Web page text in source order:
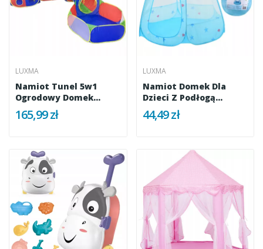
LUXMA
Namiot Tunel 5w1
Ogrodowy Domek
Basen Na Piłki...
165,99 zł
LUXMA
Namiot Domek Dla
Dzieci Z Podłogą...
44,49 zł